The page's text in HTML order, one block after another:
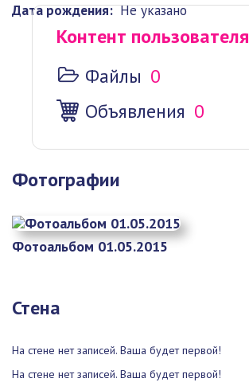
Дата рождения: Не указано
Контент пользователя
Файлы 0
Объявления 0
Фотографии
Фотоальбом 01.05.2015
Стена
На стене нет записей. Ваша будет первой!
На стене нет записей. Ваша будет первой!